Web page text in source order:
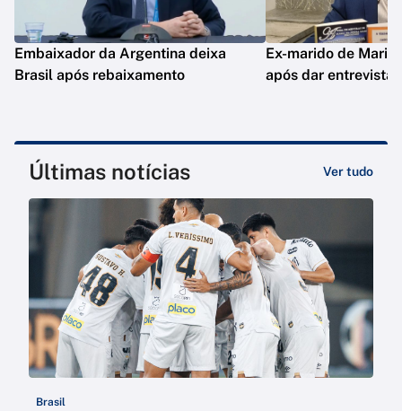
Embaixador da Argentina deixa
Brasil após rebaixamento
Ex-marido de Maria
após dar entrevista
Últimas notícias Ver tudo
Brasil